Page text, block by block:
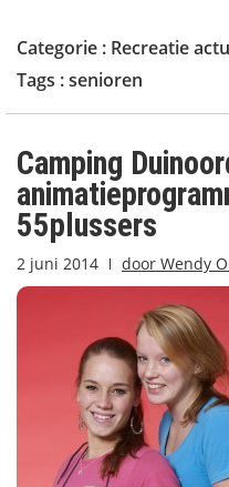
Categorie : Recreatie
Tags :senioren
Camping
55plussers
2 juni 2014 door Wendy